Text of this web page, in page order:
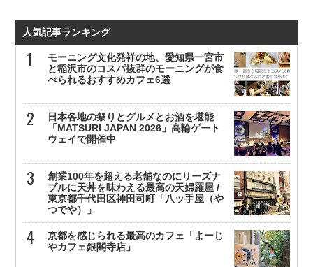
人気記事ランキング
モーニング文化発祥の地、愛知県一宮市
と稲沢市のコスパ抜群のモーニングが食
べられるおすすめカフェ6選
日本各地の祭りとグルメとお酒を堪能
「MATSURI JAPAN 2026」高輪ゲート
ウェイで開催中
創業100年を超える老舗なのにリーズナ
ブルに天丼を味わえる最高の天婦羅屋 /
東京都千代田区神田司町「八ッ手屋（や
つでや）」
京都を感じられる最高のカフェ「よーじ
やカフェ銀閣寺店」